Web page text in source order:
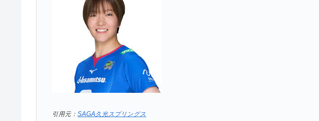
引用元：SAGA久光スプリングス